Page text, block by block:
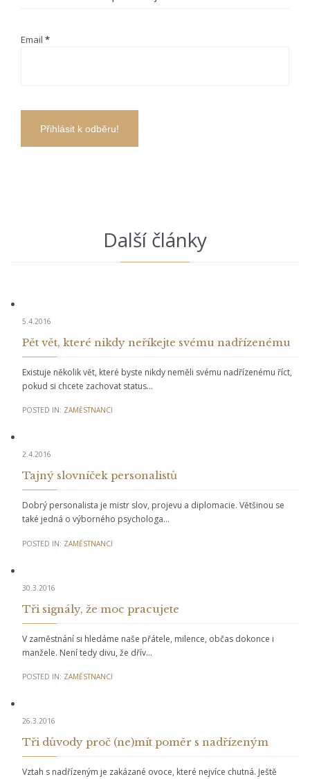
Email *
Další články
5.4.2016
Pět vět, které nikdy neříkejte svému nadřízenému
Existuje několik vět, které byste nikdy neměli svému nadřízenému říct,
pokud si chcete zachovat status…
POSTED IN: ZAMĚSTNANCI
2.4.2016
Tajný slovníček personalistů
Dobrý personalista je mistr slov, projevu a diplomacie. Většinou se
také jedná o výborného psychologa…
POSTED IN: ZAMĚSTNANCI
30.3.2016
Tři signály, že moc pracujete
V zaměstnání si hledáme naše přátele, milence, občas dokonce i
manžele. Není tedy divu, že dřív…
POSTED IN: ZAMĚSTNANCI
26.3.2016
Tři důvody proč (ne)mít poměr s nadřízeným
Vztah s nadřízeným je zakázané ovoce, které nejvíce chutná. Ještě